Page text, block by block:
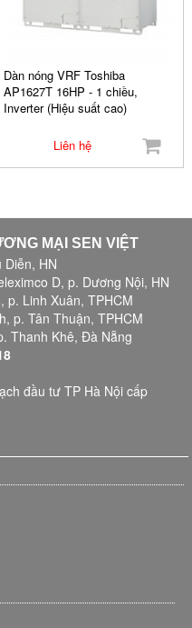
Dàn nóng VRF Toshiba
AP1627T 16HP - 1 chiều,
Inverter (Hiệu suất cao)
Liên hệ
MẠI SEN VIỆT
Diễn, HN
D, p. Dương Nội, HN
p. Linh Xuân, TPHCM
p. Tân Thuận, TPHCM
Thanh Khê, Đà Nẵng
đầu tư TP Hà Nội cấp